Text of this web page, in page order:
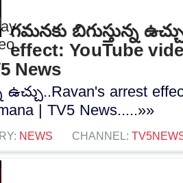
గమనకు బిగుస్తున్న
effect: YouTube
News
ఉచ్చు..Ravan's arrest
| TV5 News.....»»
NEWS CHANNEL: